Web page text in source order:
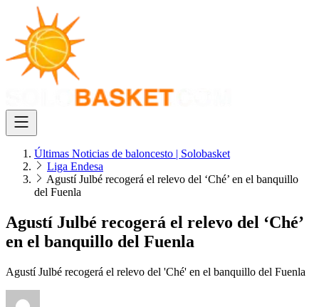
Últimas Noticias de baloncesto | Solobasket
Liga Endesa
Agustí Julbé recogerá el relevo del ‘Ché’ en el banquillo
del Fuenla
Agustí Julbé recogerá el relevo del ‘Ché’
en el banquillo del Fuenla
Agustí Julbé recogerá el relevo del 'Ché' en el banquillo del Fuenla